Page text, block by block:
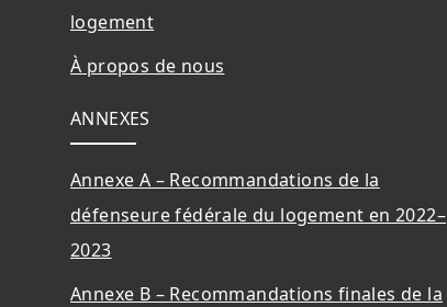
logement
À propos de nous
ANNEXES
Annexe A – Recommandations de la
défenseure fédérale du logement en 2022–
2023
Annexe B – Recommandations finales de la